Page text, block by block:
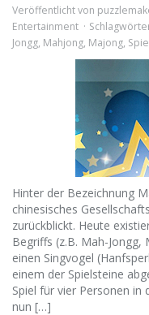
Veröffentlicht von
Entertainment
Jongg, Mahjong, Majong,
Hinter der Bezeichnung
chinesisches
zurückblickt. Heute
Begriffs (z.B. Mah-
einen Singvogel
einem der Spielsteine
Spiel für vier Personen in
nun […]